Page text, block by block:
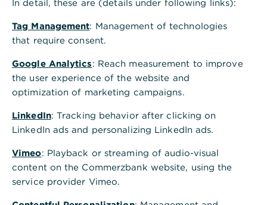
Vollmachten) oder eine allgemeine
Verfügungsberechtigung enthalten. Letztere würde
zu einer gemeinschaftlichen Freigabe mit einer
weiteren bevollmächtigten Person in der
Auftragsübersicht führen. Hier kann der zweite
Berechtigte neben einer Bestätigung auch
Anpassungen der Daten beziehungsweise eine
In detail, these are (details under following links):
Tag Management: Management of technologies
that require consent.
Google Analytics: Reach measurement to improve
the user experience of the website and
optimization of marketing campaigns.
LinkedIn: Tracking behavior after clicking on
LinkedIn ads and personalizing LinkedIn ads.
Vimeo: Playback or streaming of audio-visual
content on the Commerzbank website, using the
service provider Vimeo.